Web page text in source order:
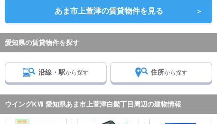
あま市上萱津の賃貸物件を見る ＞
愛知県の賃貸物件を探す
沿線・駅から探す 住所から探す
ウイングKⅦ 愛知県あま市上萱津白髭丁目周辺の建物情報